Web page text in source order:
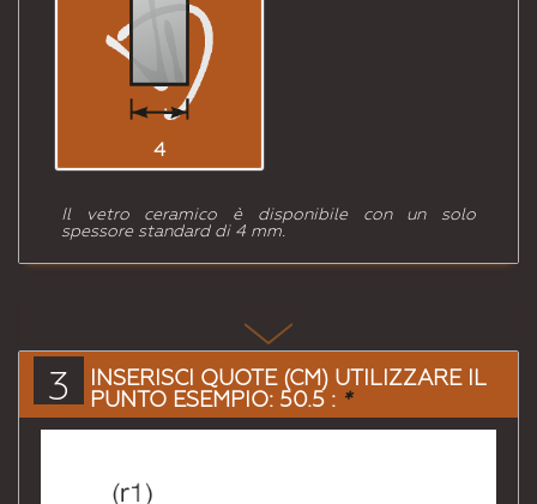
4
Il vetro ceramico è disponibile con un solo
spessore standard di 4 mm.
3
INSERISCI QUOTE (CM) UTILIZZARE IL
PUNTO ESEMPIO: 50.5 : *